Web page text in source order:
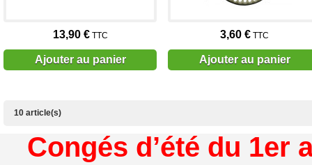
13,90 €TTC
Ajouter au panier
3,60 € TTC
Ajouter au panier
10 article(s)
Congés d’été du 1er